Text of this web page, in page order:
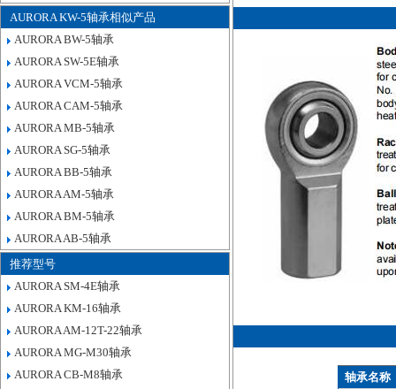
AURORA KW-5轴承相似产品
AURORA BW-5轴承
AURORA SW-5E轴承
AURORA VCM-5轴承
AURORA CAM-5轴承
AURORA MB-5轴承
AURORA SG-5轴承
AURORA BB-5轴承
AURORA AM-5轴承
AURORA BM-5轴承
AURORA AB-5轴承
推荐型号
AURORA SM-4E轴承
AURORA KM-16轴承
AURORA AM-12T-22轴承
AURORA MG-M30轴承
AURORA CB-M8轴承
轴承名称